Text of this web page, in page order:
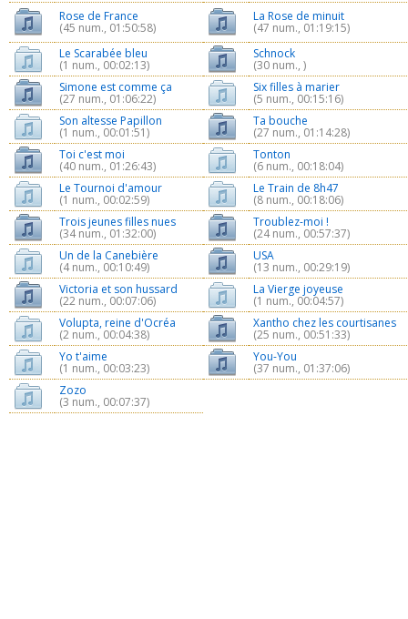
Rose de France
(45 num., 01:50:58)
La Rose de minuit
(47 num., 01:19:15)
Le Scarabée bleu
(1 num., 00:02:13)
Schnock
(30 num., )
Simone est comme ça
(27 num., 01:06:22)
Six filles à marier
(5 num., 00:15:16)
Son altesse Papillon
(1 num., 00:01:51)
Ta bouche
(27 num., 01:14:28)
Toi c'est moi
(40 num., 01:26:43)
Tonton
(6 num., 00:18:04)
Le Tournoi d'amour
(1 num., 00:02:59)
Le Train de 8h47
(8 num., 00:18:06)
Trois jeunes filles nues
(34 num., 01:32:00)
Troublez-moi !
(24 num., 00:57:37)
Un de la Canebière
(4 num., 00:10:49)
USA
(13 num., 00:29:19)
Victoria et son hussard
(22 num., 00:07:06)
La Vierge joyeuse
(1 num., 00:04:57)
Volupta, reine d'Ocréa
(2 num., 00:04:38)
Xantho chez les courtisanes
(25 num., 00:51:33)
Yo t'aime
(1 num., 00:03:23)
You-You
(37 num., 01:37:06)
Zozo
(3 num., 00:07:37)